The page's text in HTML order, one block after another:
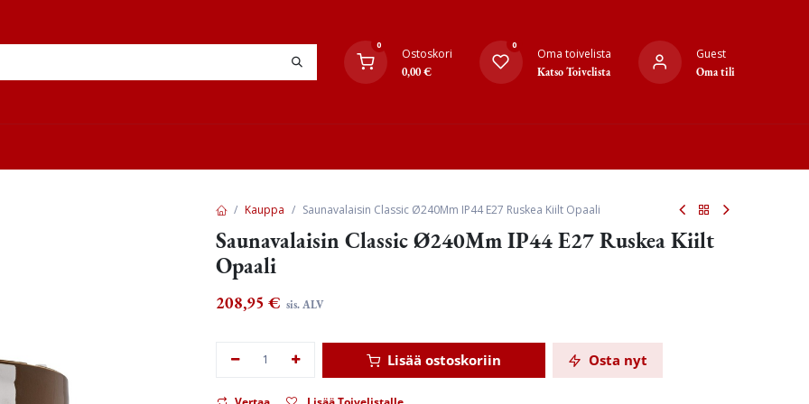
0
Ostoskori
0,00€
0
Oma toivelista
Katso Toivelista
Guest
Oma tili
Kauppa Saunavalaisin Classic Ø240Mm IP44 E27 Ruskea Kiilt Opaali
Saunavalaisin Classic Ø240Mm IP44 E27 Ruskea Kiilt
Opaali
208,95 € sis. ALV
Lisää ostoskoriin Osta nyt